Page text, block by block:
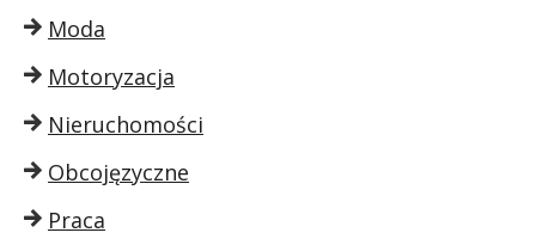
Moda
Motoryzacja
Nieruchomości
Obcojęzyczne
Praca